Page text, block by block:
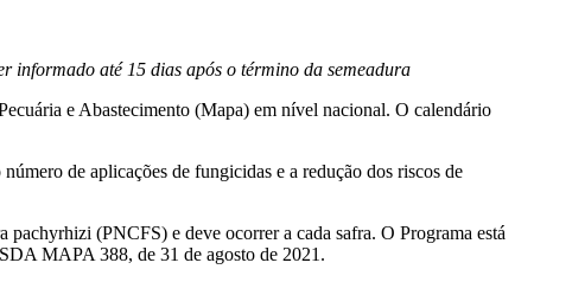
informado até 15 dias após o término da semeadura
e Abastecimento (Mapa) em nível nacional. O calendário
de aplicações de fungicidas e a redução dos riscos de
(PNCFS) e deve ocorrer a cada safra. O Programa está
MAPA 388, de 31 de agosto de 2021.